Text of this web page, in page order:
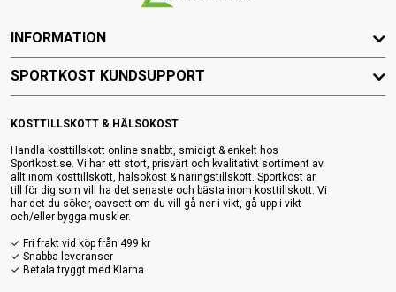
KOSTTILLSKOTT & HÄLSOKOST
Handla kosttillskott online snabbt, smidigt & enkelt hos
Sportkost.se. Vi har ett stort, prisvärt och kvalitativt sortiment av
allt inom kosttillskott, hälsokost & näringstillskott. Sportkost är
till för dig som vill ha det senaste och bästa inom kosttillskott. Vi
har det du söker, oavsett om du vill gå ner i vikt, gå upp i vikt
och/eller bygga muskler.
✓ Fri frakt vid köp från 499 kr
✓ Snabba leveranser
✓ Betala tryggt med Klarna
INFORMATION
SPORTKOST KUNDSUPPORT